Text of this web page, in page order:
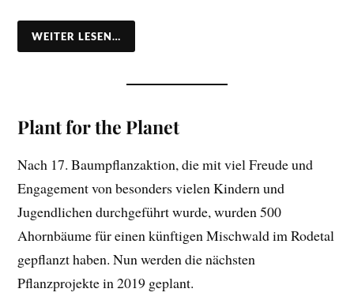
WEITER LESEN…
Plant for the Planet
Nach 17. Baumpflanzaktion, die mit viel Freude und
Engagement von besonders vielen Kindern und
Jugendlichen durchgeführt wurde, wurden 500
Ahornbäume für einen künftigen Mischwald im Rodetal
gepflanzt haben. Nun werden die nächsten
Pflanzprojekte in 2019 geplant.